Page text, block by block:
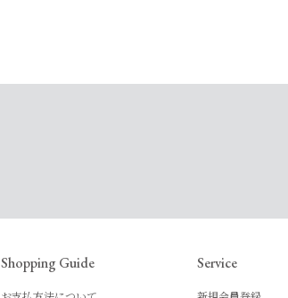
Shopping Guide Service